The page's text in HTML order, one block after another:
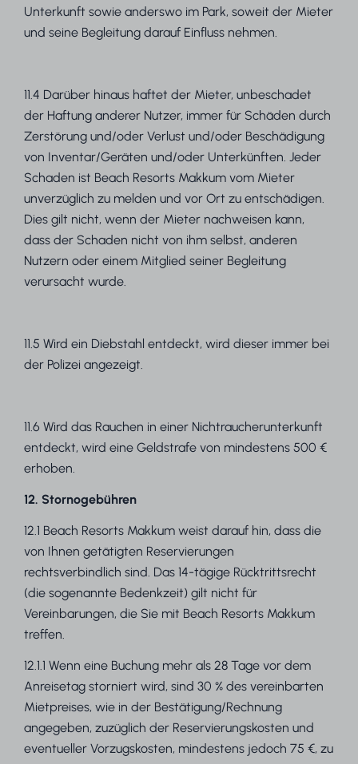
Unterkunft sowie anderswo im Park, soweit der Mieter
und seine Begleitung darauf Einfluss nehmen.
11.4 Darüber hinaus haftet der Mieter, unbeschadet
der Haftung anderer Nutzer, immer für Schäden durch
Zerstörung und/oder Verlust und/oder Beschädigung
von Inventar/Geräten und/oder Unterkünften. Jeder
Schaden ist Beach Resorts Makkum vom Mieter
unverzüglich zu melden und vor Ort zu entschädigen.
Dies gilt nicht, wenn der Mieter nachweisen kann,
dass der Schaden nicht von ihm selbst, anderen
Nutzern oder einem Mitglied seiner Begleitung
verursacht wurde.
11.5 Wird ein Diebstahl entdeckt, wird dieser immer bei
der Polizei angezeigt.
11.6 Wird das Rauchen in einer Nichtraucherunterkunft
entdeckt, wird eine Geldstrafe von mindestens 500 €
erhoben.
12. Stornogebühren
12.1 Beach Resorts Makkum weist darauf hin, dass die
von Ihnen getätigten Reservierungen
rechtsverbindlich sind. Das 14-tägige Rücktrittsrecht
(die sogenannte Bedenkzeit) gilt nicht für
Vereinbarungen, die Sie mit Beach Resorts Makkum
treffen.
12.1.1 Wenn eine Buchung mehr als 28 Tage vor dem
Anreisetag storniert wird, sind 30 % des vereinbarten
Mietpreises, wie in der Bestätigung/Rechnung
angegeben, zuzüglich der Reservierungskosten und
eventueller Vorzugskosten, mindestens jedoch 75 €, zu